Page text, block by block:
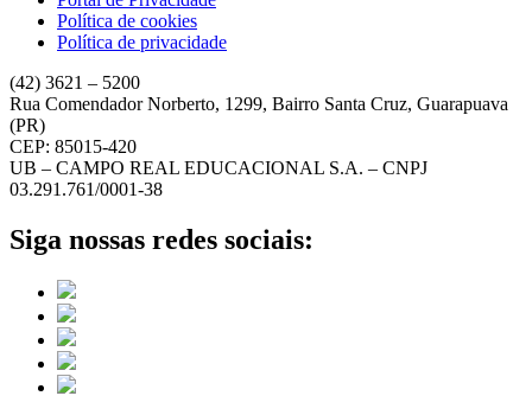
Política de cookies
Política de privacidade
(42) 3621 – 5200
Rua Comendador Norberto, 1299, Bairro Santa Cruz, Guarapuava
(PR)
CEP: 85015-420
UB – CAMPO REAL EDUCACIONAL S.A. – CNPJ
03.291.761/0001-38
Siga nossas redes sociais: